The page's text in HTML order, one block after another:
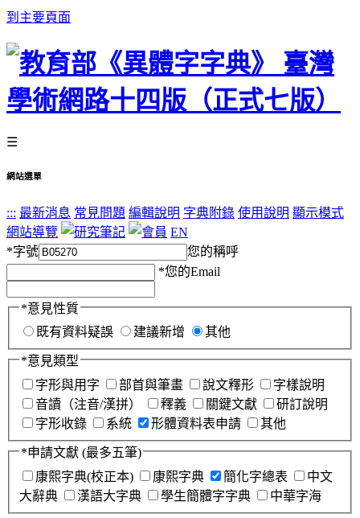
到主要頁面
☰
網站選單
::: 最新消息 常見問題 編輯說明 字典附錄 使用說明 顯示模式
網站導覽
EN
*字號
您的稱呼
*您的Email
*意見性質
既有資料疑誤
建議新增 其他
*意見類型
字形與用字
部首與筆畫 說文釋形
字樣說明
音讀（注音/漢拼）
釋義 關鍵文獻
研訂說明
字形收錄
系統 形體資料表申請 其他
*申請文獻 (最多五筆)
康熙字典(校正本)
康熙字典 簡化字總表
中文
大辭典
漢語大字典 學生簡體字字典 中華字海